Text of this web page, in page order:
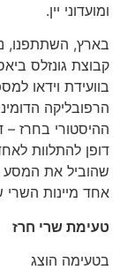
ומועדוני יין.
בארץ, השתתפנו,
קבוצת גונזלס
בוועידת וידאו
הרפובליקה
ההיסטורי בחרז –
דופן להתלוות לאחד
שהוביל את המסע
אחד מיינות השרי
טעימת שרי חרז
בטעימה הוצג